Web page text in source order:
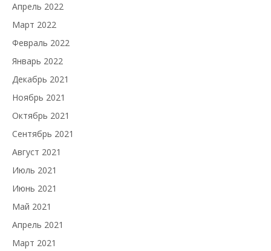
Апрель 2022
Март 2022
Февраль 2022
Январь 2022
Декабрь 2021
Ноябрь 2021
Октябрь 2021
Сентябрь 2021
Август 2021
Июль 2021
Июнь 2021
Май 2021
Апрель 2021
Март 2021